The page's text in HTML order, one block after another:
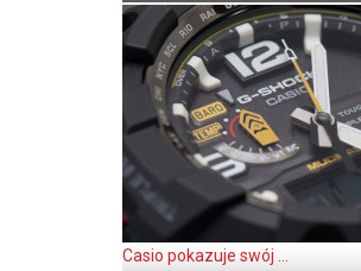
Casio pokazuje swój ...